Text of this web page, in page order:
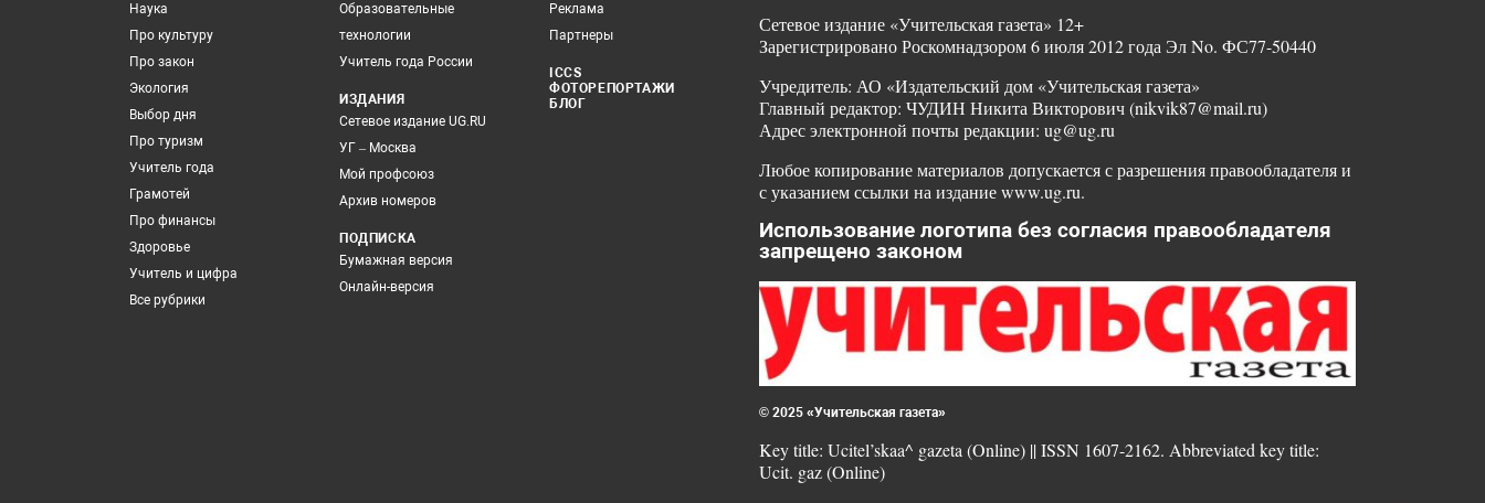
Наука
Про культуру
Про закон
Экология
Выбор дня
Про туризм
Учитель года
Грамотей
Про финансы
Здоровье
Учитель и цифра
Все рубрики
Образовательные
технологии
Учитель года России
ИЗДАНИЯ
Сетевое издание UG.RU
УГ – Москва
Мой профсоюз
Архив номеров
ПОДПИСКА
Бумажная версия
Онлайн-версия
Реклама
Партнеры
ICCS
ФОТОРЕПОРТАЖИ
БЛОГ
Сетевое издание «Учительская газета» 12+
Зарегистрировано Роскомнадзором 6 июля 2012 года Эл No. ФС77-50440
Учредитель: АО «Издательский дом «Учительская газета»
Главный редактор: ЧУДИН Никита Викторович (nikvik87@mail.ru)
Адрес электронной почты редакции: ug@ug.ru
Любое копирование материалов допускается с разрешения правообладателя и
с указанием ссылки на издание www.ug.ru.
Использование логотипа без согласия правообладателя
запрещено законом
© 2025 «Учительская газета»
Key title: Ucitel’skaa^ gazeta (Online) || ISSN 1607-2162. Abbreviated key title:
Ucit. gaz (Online)